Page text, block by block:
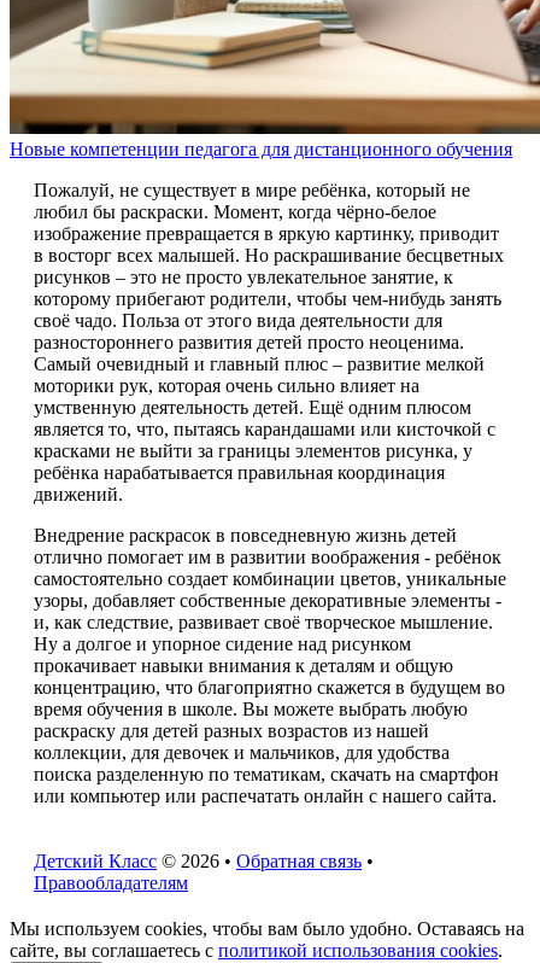
Новые компетенции педагога для дистанционного обучения
Пожалуй, не существует в мире ребёнка, который не
любил бы раскраски. Момент, когда чёрно-белое
изображение превращается в яркую картинку, приводит
в восторг всех малышей. Но раскрашивание бесцветных
рисунков – это не просто увлекательное занятие, к
которому прибегают родители, чтобы чем-нибудь занять
своё чадо. Польза от этого вида деятельности для
разностороннего развития детей просто неоценима.
Самый очевидный и главный плюс – развитие мелкой
моторики рук, которая очень сильно влияет на
умственную деятельность детей. Ещё одним плюсом
является то, что, пытаясь карандашами или кисточкой с
красками не выйти за границы элементов рисунка, у
ребёнка нарабатывается правильная координация
движений.
Внедрение раскрасок в повседневную жизнь детей
отлично помогает им в развитии воображения - ребёнок
самостоятельно создает комбинации цветов, уникальные
узоры, добавляет собственные декоративные элементы -
и, как следствие, развивает своё творческое мышление.
Ну а долгое и упорное сидение над рисунком
прокачивает навыки внимания к деталям и общую
концентрацию, что благоприятно скажется в будущем во
время обучения в школе. Вы можете выбрать любую
раскраску для детей разных возрастов из нашей
коллекции, для девочек и мальчиков, для удобства
поиска разделенную по тематикам, скачать на смартфон
или компьютер или распечатать онлайн с нашего сайта.
Детский Класс © 2026 • Обратная связь •
Правообладателям
Мы используем cookies, чтобы вам было удобно. Оставаясь на
сайте, вы соглашаетесь с политикой использования cookies.